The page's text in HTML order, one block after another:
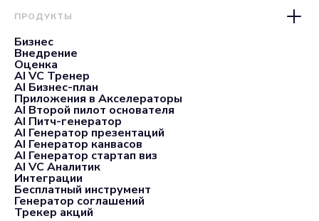
ПРОДУКТЫ
Бизнес
Внедрение
Оценка
AI VC Тренер
AI Бизнес-план
Приложения в Акселераторы
AI Второй пилот основателя
AI Питч-генератор
AI Генератор презентаций
AI Генератор канвасов
AI Генератор стартап виз
AI VC Аналитик
Интеграции
Бесплатный инструмент
Генератор соглашений
Трекер акций